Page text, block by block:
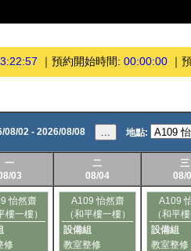
｜ 預約開始時間: 00:00:00 ｜
08/02 - 2026/08/08 ... 地點:
一
03
二
08/04
三
08/
怡然齋
樓一樓）
修
A109 怡然齋
（和平樓一樓）
設備組
教室整修
A109
（和平
設備組
教室整修